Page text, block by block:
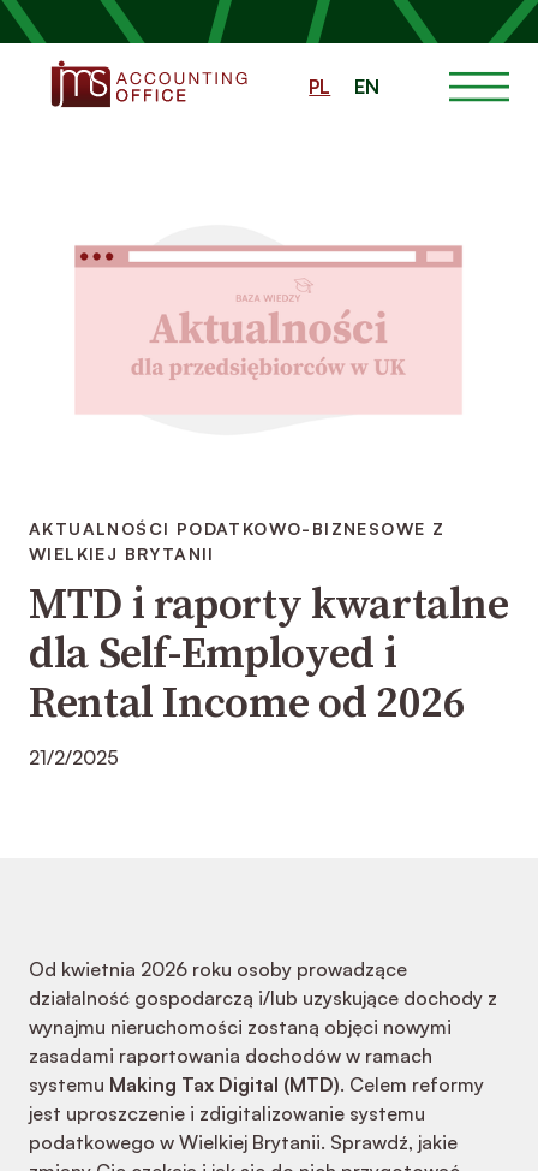
PL EN
AKTUALNOŚCI PODATKOWO-BIZNESOWE Z
WIELKIEJ BRYTANII
MTD i raporty kwartalne
dla Self-Employed i
Rental Income od 2026
21/2/2025
Od kwietnia 2026 roku osoby prowadzące
działalność gospodarczą i/lub uzyskujące dochody z
wynajmu nieruchomości zostaną objęci nowymi
zasadami raportowania dochodów w ramach
systemu Making Tax Digital (MTD). Celem reformy
jest uproszczenie i zdigitalizowanie systemu
podatkowego w Wielkiej Brytanii. Sprawdź, jakie